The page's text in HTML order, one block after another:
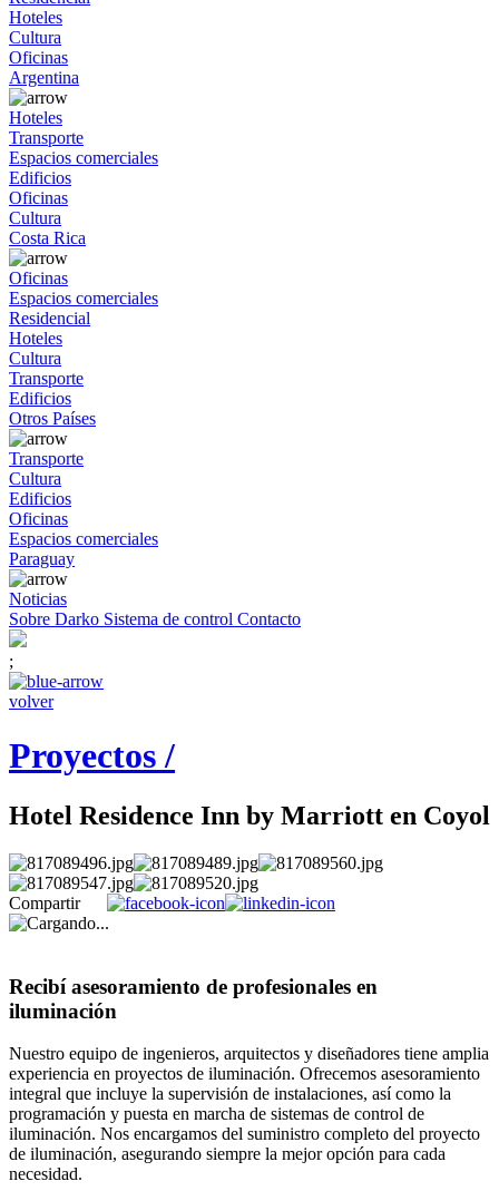
Hoteles
Cultura
Oficinas
Argentina
Hoteles
Transporte
Espacios comerciales
Edificios
Oficinas
Cultura
Costa Rica
Oficinas
Espacios comerciales
Residencial
Hoteles
Cultura
Transporte
Edificios
Otros Países
Transporte
Cultura
Edificios
Oficinas
Espacios comerciales
Paraguay
Noticias
Sobre Darko Sistema de control Contacto
;
volver
Proyectos /
Hotel Residence Inn by Marriott en Coyol
Compartir
Recibí asesoramiento de profesionales en
iluminación
Nuestro equipo de ingenieros, arquitectos y diseñadores tiene amplia
experiencia en proyectos de iluminación. Ofrecemos asesoramiento
integral que incluye la supervisión de instalaciones, así como la
programación y puesta en marcha de sistemas de control de
iluminación. Nos encargamos del suministro completo del proyecto
de iluminación, asegurando siempre la mejor opción para cada
necesidad.